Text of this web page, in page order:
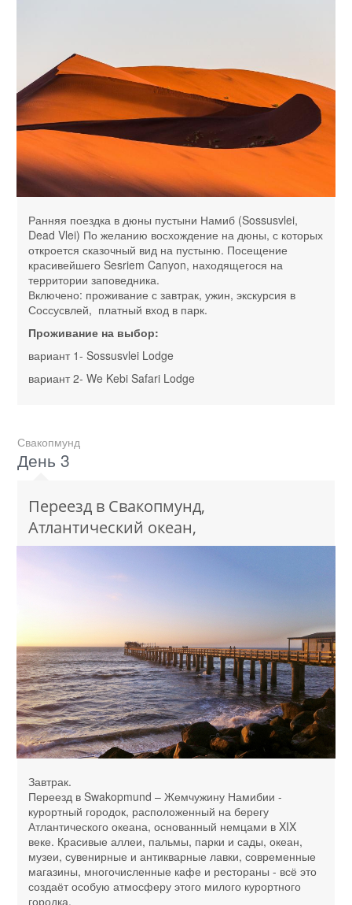
Ранняя поездка в дюны пустыни Намиб (Sossusvlei,
Dead Vlei) По желанию восхождение на дюны, с которых
откроется сказочный вид на пустыню. Посещение
красивейшего Sesriem Canyon, находящегося на
территории заповедника.
Включено: проживание с завтрак, ужин, экскурсия в
Соссусвлей, платный вход в парк.
Проживание на выбор:
вариант 1- Sossusvlei Lodge
вариант 2- We Kebi Safari Lodge
Свакопмунд
День 3
Переезд в Свакопмунд,
Атлантический океан,
Завтрак.
Переезд в Swakopmund – Жемчужину Намибии -
курортный городок, расположенный на берегу
Атлантического океана, основанный немцами в XIX
веке. Красивые аллеи, пальмы, парки и сады, океан,
музеи, сувенирные и антикварные лавки, современные
магазины, многочисленные кафе и рестораны - всё это
создаёт особую атмосферу этого милого курортного
городка.